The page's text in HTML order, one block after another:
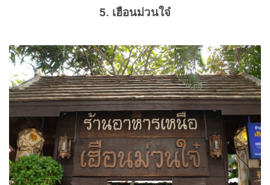
5. เฮือนม่วนใจ๋